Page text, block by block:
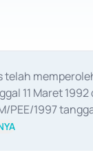
telah
11 Maret
PEE/1997
dan